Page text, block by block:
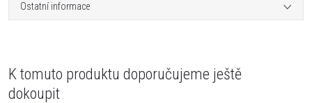
Ostatní informace
K tomuto produktu doporučujeme ještě
dokoupit